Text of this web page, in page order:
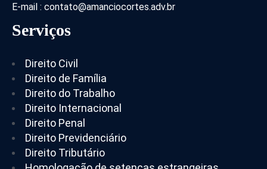
E-mail : contato@amanciocortes.adv.br
Serviços
Direito Civil
Direito de Família
Direito do Trabalho
Direito Internacional
Direito Penal
Direito Previdenciário
Direito Tributário